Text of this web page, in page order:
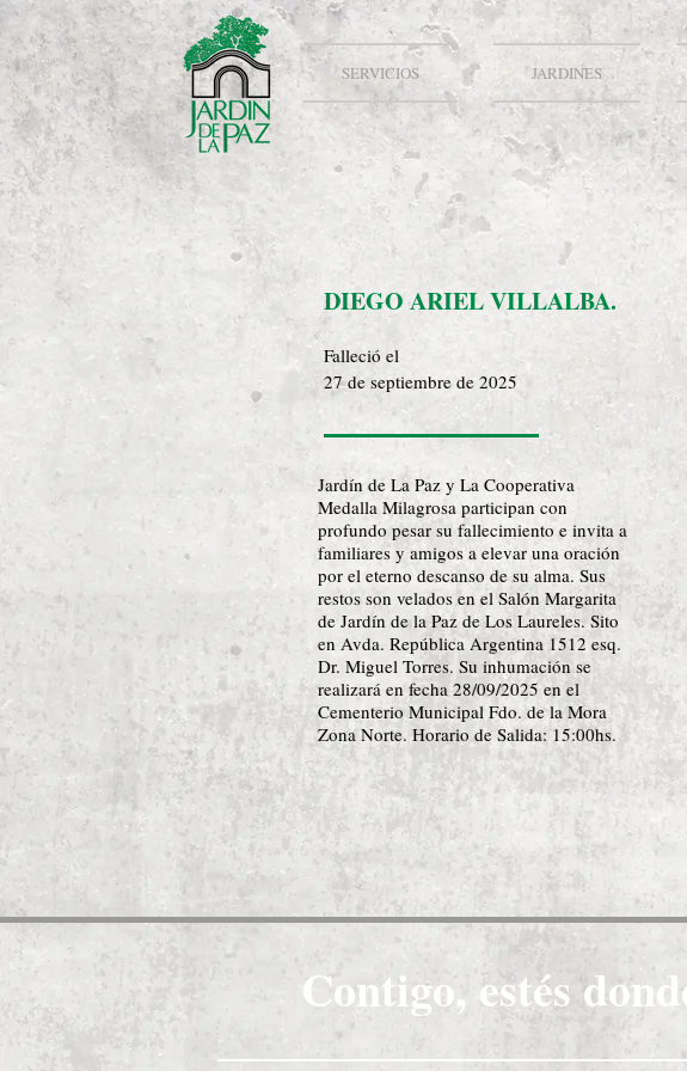
SERVICIOS JARDINES
DIEGO ARIEL VILLALBA.
27 de septiembre de 2025
Jardín de La Paz y La Cooperativa
Medalla Milagrosa participan con
profundo pesar su fallecimiento e invita a
familiares y amigos a elevar una oración
por el eterno descanso de su alma. Sus
restos son velados en el Salón Margarita
de Jardín de la Paz de Los Laureles. Sito
en Avda. República Argentina 1512 esq.
Dr. Miguel Torres. Su inhumación se
realizará en fecha 28/09/2025 en el
Cementerio Municipal Fdo. de la Mora
Zona Norte. Horario de Salida: 15:00hs.
Falleció el
Contigo, estés